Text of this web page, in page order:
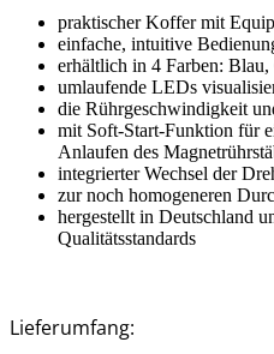
praktischer Koffer mit
einfache, intuitive
erhältlich in 4 Farben:
umlaufende LEDs
die Rührgeschwindigkeit
mit Soft-Start-Funktion für
Anlaufen des
integrierter Wechsel der
zur noch homogeneren
hergestellt in Deutschland
Qualitätsstandards
Lieferumfang: